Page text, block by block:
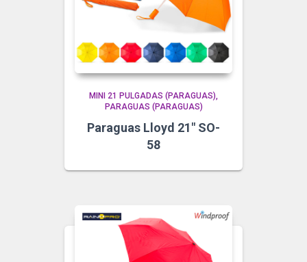
MINI 21 PULGADAS (PARAGUAS)
PARAGUAS (PARAGUAS)
Paraguas Lloyd 21″ SO-
58